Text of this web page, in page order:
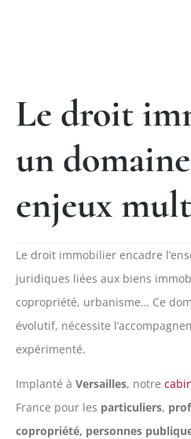
Le droit
un
enjeux
Le droit immobilier encadre
juridiques liées aux biens
copropriété, urbanisme… Ce
évolutif, nécessite
expérimenté.
Implanté à Versailles, notre
France pour les particuliers,
copropriété, personnes